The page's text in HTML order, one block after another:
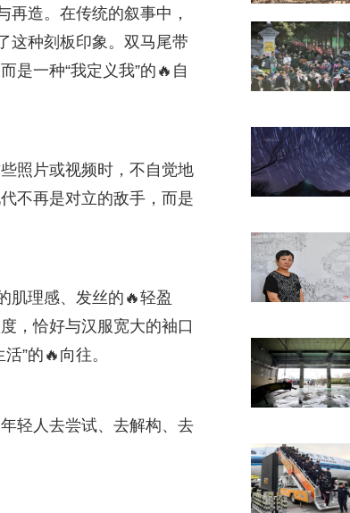
再造。在传统的叙事中，
这种刻板印象。双马尾带
一种“我定义我”的🔥自
照片或视频时，不自觉地
不再是对立的敌手，而是
肌理感、发丝的🔥轻盈
，恰好与汉服宽大的袖口
”的🔥向往。
轻人去尝试、去解构、去